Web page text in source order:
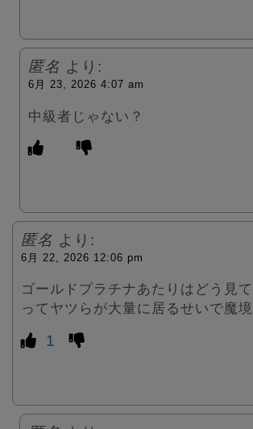
匿名 より:
6月 23, 2026 4:07 am
中級者じゃない？
匿名 より:
6月 22, 2026 12:06 pm
ゴールドプラチナあたりはどう見
ってヤツらが大量に居るせいで魔
1